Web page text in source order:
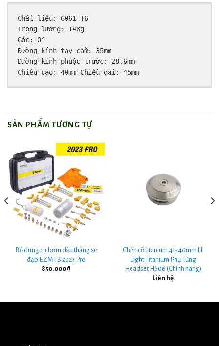
Chất liệu: 6061-T6
Trọng lượng: 148g
Góc: 0°
Đường kính tay cầm: 35mm
Đường kính phuộc trước: 28,6mm
Chiều cao: 40mm Chiều dài: 45mm
SẢN PHẨM TƯƠNG TỰ
Bộ dụng cụ bơm dầu thắng xe
đạp EZMTB 2023 Pro
850.000₫
Chén cổ titanium 41-46mm Hi
Light Titanium Phụ Tùng
Headset HS06 (Chính hãng)
Liên hệ